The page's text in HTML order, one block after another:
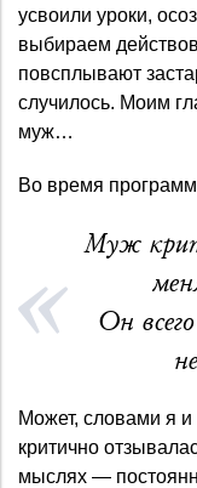
усвоили уроки,
выбираем
повсплывают
случилось. Моим
муж…
Во время
Муж
Он
Может, словами я
критично
мыслях —